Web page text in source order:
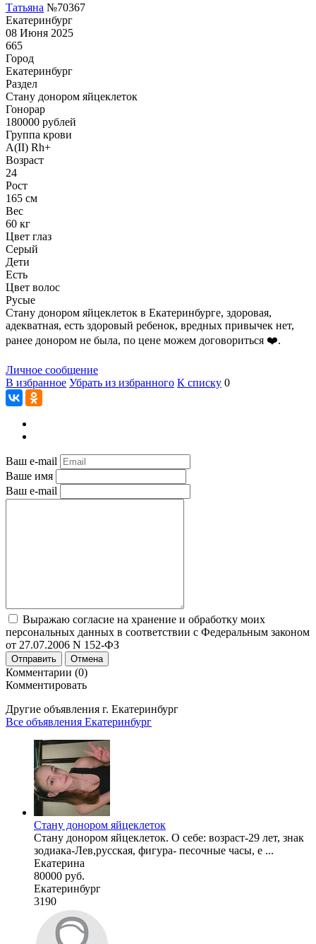
Татьяна №70367
Екатеринбург
08 Июня 2025
665
Город
Екатеринбург
Раздел
Стану донором яйцеклеток
Гонoрар
180000 рублей
Группа крови
A(II) Rh+
Возраст
24
Рост
165 см
Вес
60 кг
Цвет глаз
Серый
Дети
Есть
Цвет волос
Русые
Стану донором яйцеклеток в Екатеринбурге, здоровая,
адекватная, есть здоровый ребенок, вредных привычек нет,
ранее донором не была, по цене можем договориться ❤️.
Личное сообщение
В избранное Убрать из избранного К списку 0
Ваш e-mail
Ваше имя
Ваш e-mail
Выражаю согласие на хранение и обработку моих
персональных данных в соответствии с Федеральным законом
от 27.07.2006 N 152-ФЗ
Отправить Отмена
Комментарии (0)
Комментировать
Другие объявления г. Екатеринбург
Все объявления Екатеринбург
Стану донором яйцеклеток
Стану донором яйцеклеток. О себе: возраст-29 лет, знак
зодиака-Лев,русская, фигура- песочные часы, е ...
Екатерина
80000 руб.
Екатеринбург
3190